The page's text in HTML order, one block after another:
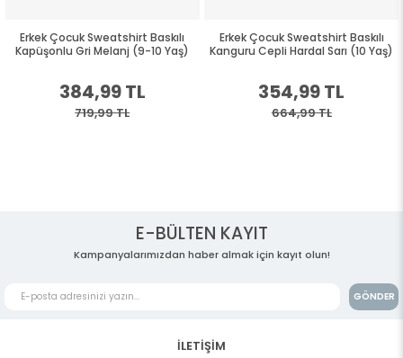
Erkek Çocuk Sweatshirt Baskılı
Kapüşonlu Gri Melanj (9-10 Yaş)
384,99 TL
719,99 TL
Erkek Çocuk Sweatshirt Baskılı
Kanguru Cepli Hardal Sarı (10 Yaş)
354,99 TL
664,99 TL
E-BÜLTEN KAYIT
Kampanyalarımızdan haber almak için kayıt olun!
GÖNDER
İLETİŞİM